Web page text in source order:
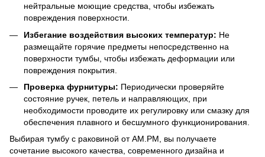
нейтральные моющие средства, чтобы избежать
повреждения поверхности.
Избегание воздействия высоких температур: Не
размещайте горячие предметы непосредственно на
поверхности тумбы, чтобы избежать деформации или
повреждения покрытия.
Проверка фурнитуры: Периодически проверяйте
состояние ручек, петель и направляющих, при
необходимости проводите их регулировку или смазку для
обеспечения плавного и бесшумного функционирования.
Выбирая тумбу с раковиной от AM.PM, вы получаете
сочетание высокого качества, современного дизайна и